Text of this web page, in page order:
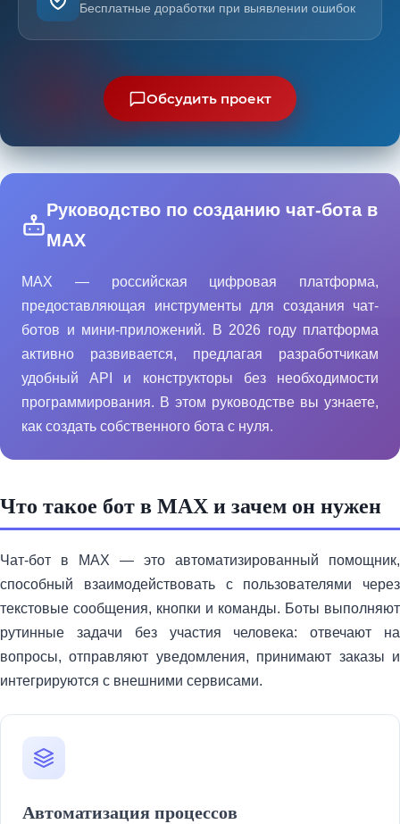
Бесплатные доработки при выявлении ошибок
Обсудить проект
Руководство по созданию чат-бота в
MAX
MAX — российская цифровая платформа,
предоставляющая инструменты для создания чат-
ботов и мини-приложений. В 2026 году платформа
активно развивается, предлагая разработчикам
удобный API и конструкторы без необходимости
программирования. В этом руководстве вы узнаете,
как создать собственного бота с нуля.
Что такое бот в MAX и зачем он нужен
Чат-бот в MAX — это автоматизированный помощник,
способный взаимодействовать с пользователями через
текстовые сообщения, кнопки и команды. Боты выполняют
рутинные задачи без участия человека: отвечают на
вопросы, отправляют уведомления, принимают заказы и
интегрируются с внешними сервисами.
Автоматизация процессов